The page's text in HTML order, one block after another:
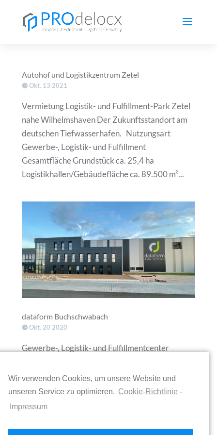
Autohof und Logistikzentrum Zetel
Okt. 13 2021
Vermietung Logistik- und Fulfillment-Park Zetel
nahe Wilhelmshaven Der Zukunftsstandort am
deutschen Tiefwasserhafen. Nutzungsart
Gewerbe-, Logistik- und Fulfillment
Gesamtfläche Grundstück ca. 25,4 ha
Logistikhallen/Gebäudefläche ca. 89.500 m²...
dataform Buchschwabach
Okt. 20 2020
Gewerbe-, Logistik- und Fulfillmentcenter
Nürnberger Speckgürtel In verkehrsgünstiger
Lage an der Autobahn A6 bei Nürnberg
auf 150.000...
Wir verwenden Cookies, um unsere Website und
unseren Service zu optimieren. Cookie-Richtlinie -
Impressum